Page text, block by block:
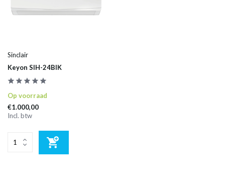
Sinclair
Keyon SIH-24BIK
Op voorraad
€1.000,00
Incl. btw